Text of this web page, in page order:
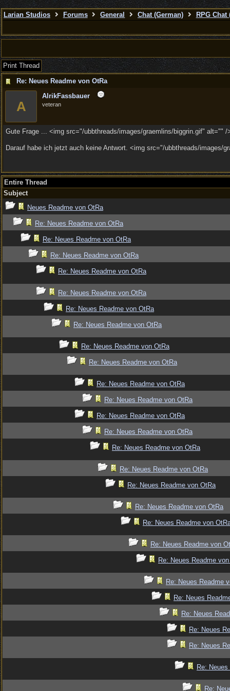
Larian Studios Forums General Chat (German) RPG Chat
Print Thread
Re: Neues Readme von OtRa
A
AlrikFassbauer
veteran
Gute Frage ... <img src="/ubbthreads/images/graemlins/biggrin.gif" alt="" /
Darauf habe ich jetzt auch keine Antwort. <img src="/ubbthreads/images/
Entire Thread
Subject
Neues Readme von OtRa
Re: Neues Readme von OtRa
Re: Neues Readme von OtRa
Re: Neues Readme von OtRa
Re: Neues Readme von OtRa
Re: Neues Readme von OtRa
Re: Neues Readme von OtRa
Re: Neues Readme von OtRa
Re: Neues Readme von OtRa
Re: Neues Readme von OtRa
Re: Neues Readme von OtRa
Re: Neues Readme von OtRa
Re: Neues Readme von OtRa
Re: Neues Readme von OtRa
Re: Neues Readme von OtRa
Re: Neues Readme von OtRa
Re: Neues Readme von OtRa
Re: Neues Readme von OtRa
Re: Neues Readme von
Re: Neues Readme von
Re: Neues Readme
Re: Neues Readme
Re: Neues
Re: Neues
Re: Neues
Re: Neues
Re:
Re: